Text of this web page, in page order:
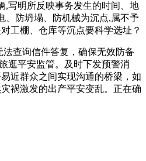
,写明所反映事务发生的时间、地
、防坍塌、防机械为沉点,属不予
工棚、仓库等沉点要科学选址？
查询信件答复，确保无效防备
逛平安监管。及时下发预警消
近群众之间实现沟通的桥梁，如
祸激发的出产平安变乱。正在确